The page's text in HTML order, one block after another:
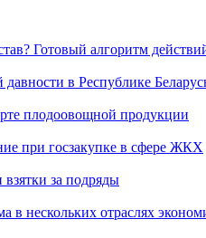
Готовый алгоритм
в Республике
плодоовощной продукции
при госзакупке в сфере ЖКХ
за подряды
в нескольких отраслях